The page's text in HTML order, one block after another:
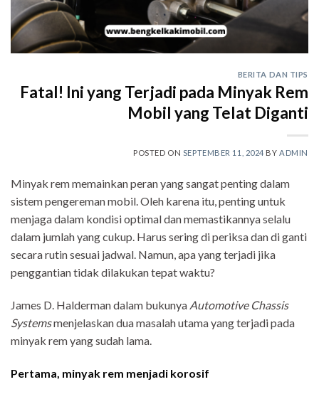
BERITA DAN TIPS
Fatal! Ini yang Terjadi pada Minyak Rem
Mobil yang Telat Diganti
POSTED ON SEPTEMBER 11, 2024 BYADMIN
Minyak rem memainkan peran yang sangat penting dalam
sistem pengereman mobil. Oleh karena itu, penting untuk
menjaga dalam kondisi optimal dan memastikannya selalu
dalam jumlah yang cukup. Harus sering di periksa dan di ganti
secara rutin sesuai jadwal. Namun, apa yang terjadi jika
penggantian tidak dilakukan tepat waktu?
James D. Halderman dalam bukunya Automotive Chassis
Systemsmenjelaskan dua masalah utama yang terjadi pada
minyak rem yang sudah lama.
Pertama, minyak rem menjadi korosif